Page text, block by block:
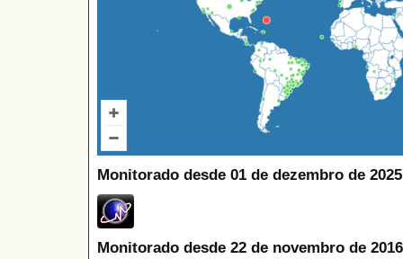
Monitorado desde 01 de dezembro de
Monitorado desde 22 de novembro de